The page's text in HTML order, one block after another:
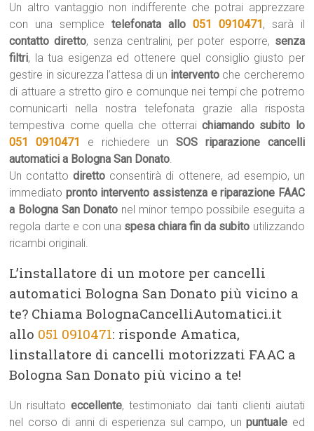
Un altro vantaggio non indifferente che potrai apprezzare
con una semplicetelefonata allo 051 0910471, sarà il
contatto diretto, senza centralini, per poter esporre, senza
filtri, la tua esigenza ed ottenere quel consiglio giusto per
gestire in sicurezza l’attesa di un intervento che cercheremo
di attuare a stretto giro e comunque nei tempi che potremo
comunicarti nella nostra telefonata grazie alla risposta
tempestiva come quella che otterraichiamando subito lo
051 0910471
e richiedere unSOS riparazione cancelli
automatici a Bologna San Donato.
Un contattodiretto consentirà di ottenere, ad esempio, un
immediato pronto intervento assistenza e riparazione FAAC
a Bologna San Donato nel minor tempo possibile eseguita a
regola darte e con una spesa chiara fin da subito utilizzando
ricambi originali.
L’installatore di un motore per cancelli
automatici Bologna San Donato più vicino a
te? Chiama BolognaCancelliAutomatici.it
allo 051 0910471: risponde Amatica,
linstallatore di cancelli motorizzati FAAC a
Bologna San Donato più vicino a te!
Un risultatoeccellente, testimoniato dai tanti clienti aiutati
nel corso di anni di esperienza sul campo, unpuntuale ed